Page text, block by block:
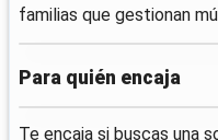
familias que gestionan
Para quién encaja
Te encaja si buscas una